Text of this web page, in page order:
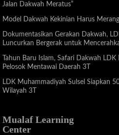
Jalan Dakwah Meratus”
Model Dakwah Kekinian Harus
Dokumentasikan Gerakan Dakwah,
Luncurkan Bergerak untuk
Tahun Baru Islam, Safari Dakwah
Pelosok Mentawai Daerah 3T
LDK Muhammadiyah Sulsel Siapkan
Wilayah 3T
Mualaf Learning
Center